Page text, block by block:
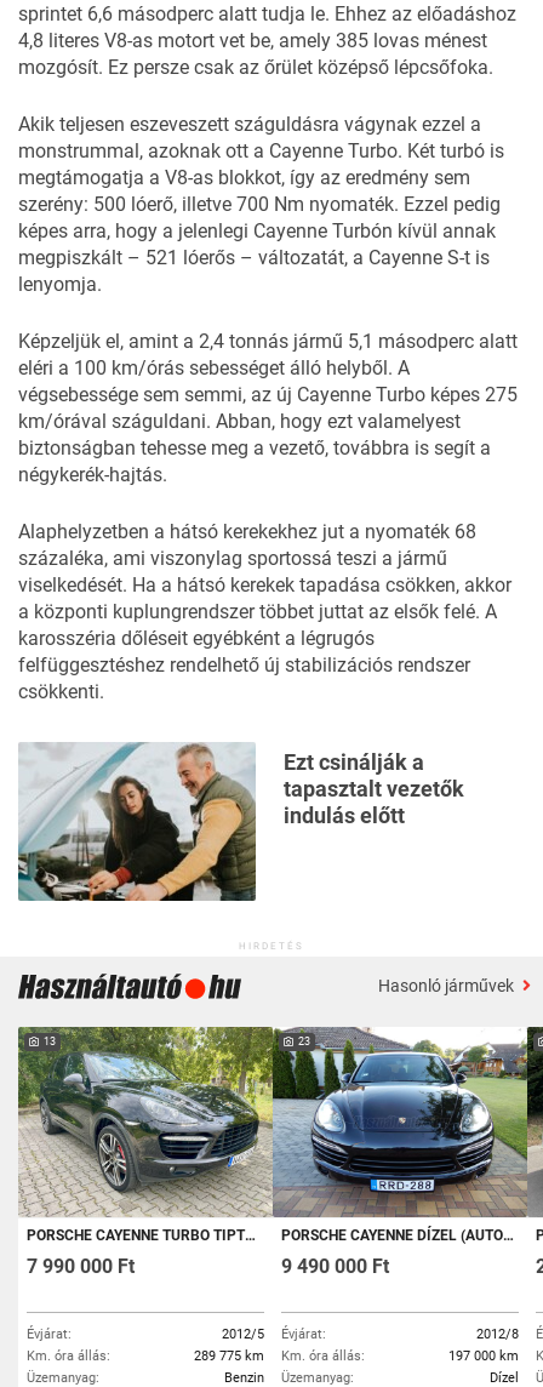
sprintet 6,6 másodperc alatt tudja le. Ehhez az előadáshoz
4,8 literes V8-as motort vet be, amely 385 lovas ménest
mozgósít. Ez persze csak az őrület középső lépcsőfoka.
Akik teljesen eszeveszett száguldásra vágynak ezzel a
monstrummal, azoknak ott a Cayenne Turbo. Két turbó is
megtámogatja a V8-as blokkot, így az eredmény sem
szerény: 500 lóerő, illetve 700 Nm nyomaték. Ezzel pedig
képes arra, hogy a jelenlegi Cayenne Turbón kívül annak
megpiszkált – 521 lóerős – változatát, a Cayenne S-t is
lenyomja.
Képzeljük el, amint a 2,4 tonnás jármű 5,1 másodperc alatt
eléri a 100 km/órás sebességet álló helyből. A
végsebessége sem semmi, az új Cayenne Turbo képes 275
km/órával száguldani. Abban, hogy ezt valamelyest
biztonságban tehesse meg a vezető, továbbra is segít a
négykerék-hajtás.
Alaphelyzetben a hátsó kerekekhez jut a nyomaték 68
százaléka, ami viszonylag sportossá teszi a jármű
viselkedését. Ha a hátsó kerekek tapadása csökken, akkor
a központi kuplungrendszer többet juttat az elsők felé. A
karosszéria dőléseit egyébként a légrugós
felfüggesztéshez rendelhető új stabilizációs rendszer
csökkenti.
Ezt csinálják a
tapasztalt vezetők
indulás előtt
HIRDETÉS
Hasonló járművek
13
PORSCHE CAYENNE TURBO TIPTRONIC IC VÉGIG VEZETETT SZERVIZKÖNYV!!
7 990 000 Ft
Évjárat:
2012/5
Km. óra állás:
289 775 km
Üzemanyag:
Benzin
23
PORSCHE CAYENNE DÍZEL (AUTOMATA) MEGKÍMÉLT ÁLLAPOT.PANORÁMA TETŐ.FRISS MŰSZAKI VIZSGA.AZONNAL ELVIHETŐ
9 490 000 Ft
Évjárat:
2012/8
Km. óra állás:
197 000 km
Üzemanyag:
Dízel